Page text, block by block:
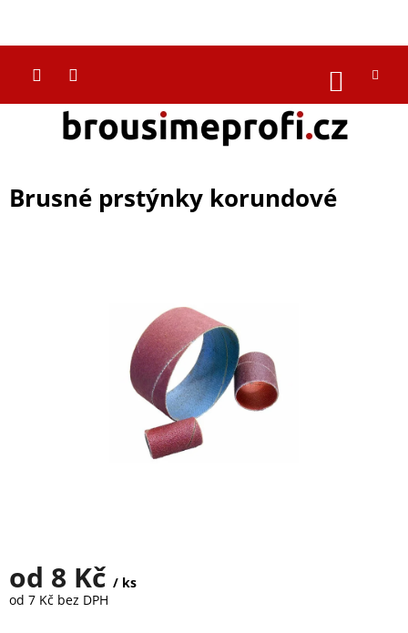
obsah
KOŠÍK
Brusné prstýnky korundové
od 8 Kč / ks
od 7 Kč bez DPH